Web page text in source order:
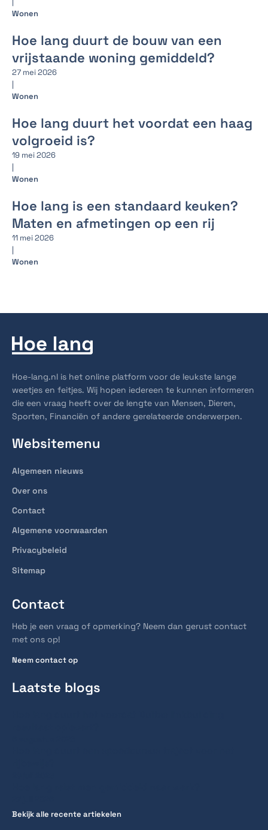
Wonen
Hoe lang duurt de bouw van een
vrijstaande woning gemiddeld?
27 mei 2026
|
Wonen
Hoe lang duurt het voordat een haag
volgroeid is?
19 mei 2026
|
Wonen
Hoe lang is een standaard keuken?
Maten en afmetingen op een rij
11 mei 2026
|
Wonen
Hoe-lang.nl is het online platform voor de leukste lange
weetjes en feitjes. Wij hopen iedereen te kunnen informeren
die een vraag heeft over de lengte van Mensen, Dieren,
Sporten, Financiën of andere gerelateerde onderwerpen.
Websitemenu
Algemeen nieuws
Over ons
Contact
Algemene voorwaarden
Privacybeleid
Sitemap
Contact
Heb je een vraag of opmerking? Neem dan gerust contact
met ons op!
Neem contact op
Laatste blogs
Bekijk alle recente artiekelen